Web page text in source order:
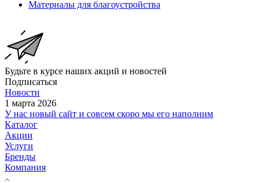
Материалы для благоустройства
Будьте в курсе наших акций и новостей
Подписаться
Новости
1 марта 2026
У нас новый сайт и совсем скоро мы его наполним
Каталог
Акции
Услуги
Бренды
Компания